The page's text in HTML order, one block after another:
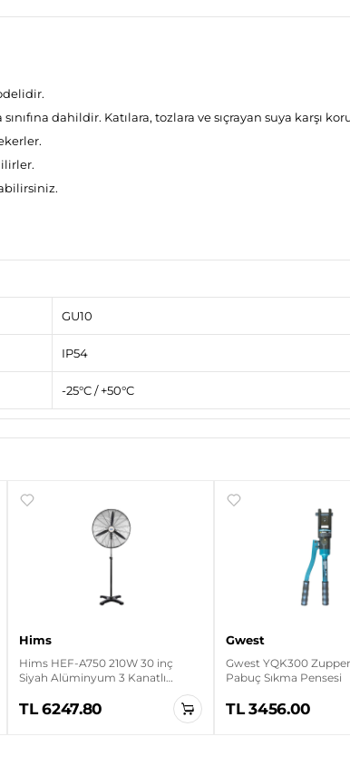
dahildir. Katılara, tozlara ve sıçrayan suya karşı
GU10
IP54
-25°C / +50°C
Hims
Hims HEF-A750 210W 30 inç
Siyah Alüminyum 3 Kanatlı
TL 6247.80
Gwest
Gwest YQK300
Pabuç Sıkma Pensesi
TL 3456.00